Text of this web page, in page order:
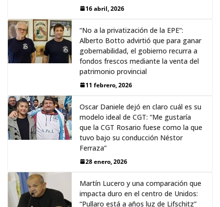
16 abril, 2026
“No a la privatización de la EPE”:
Alberto Botto advirtió que para ganar
gobernabilidad, el gobierno recurra a
fondos frescos mediante la venta del
patrimonio provincial
11 febrero, 2026
Oscar Daniele dejó en claro cuál es su
modelo ideal de CGT: “Me gustaría
que la CGT Rosario fuese como la que
tuvo bajo su conducción Néstor
Ferraza”
28 enero, 2026
Martín Lucero y una comparación que
impacta duro en el centro de Unidos:
“Pullaro está a años luz de Lifschitz”